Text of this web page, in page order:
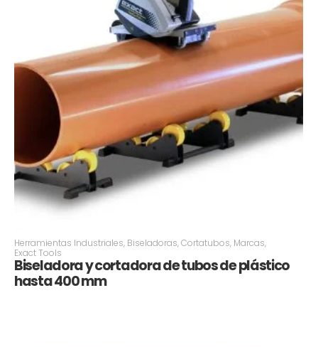
Herramientas Industriales, Biseladoras,Cortatubos, Marcas,
Exact Tools
Biseladora y cortadora de tubos de plástico
hasta 400 mm